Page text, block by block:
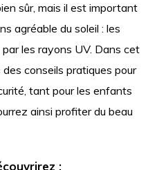
sûr, mais il est important
agréable du soleil : les
les rayons UV. Dans cet
conseils pratiques pour
tant pour les enfants
ainsi profiter du beau
: